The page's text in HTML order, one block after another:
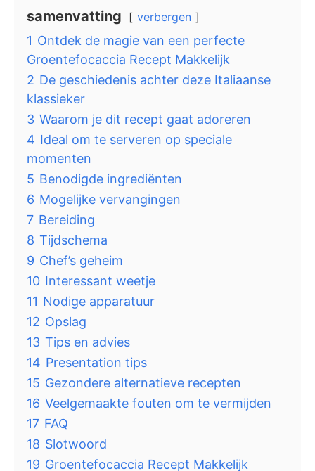
samenvatting verbergen
1 Ontdek de magie van een perfecte
Groentefocaccia Recept Makkelijk
2 De geschiedenis achter deze Italiaanse
klassieker
3 Waarom je dit recept gaat adoreren
4 Ideal om te serveren op speciale
momenten
5 Benodigde ingrediënten
6 Mogelijke vervangingen
7 Bereiding
8 Tijdschema
9 Chef’s geheim
10 Interessant weetje
11 Nodige apparatuur
12 Opslag
13 Tips en advies
14 Presentation tips
15 Gezondere alternatieve recepten
16 Veelgemaakte fouten om te vermijden
17 FAQ
18 Slotwoord
19 Groentefocaccia Recept Makkelijk